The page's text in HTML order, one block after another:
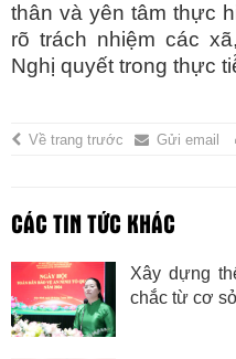
thân và yên tâm thực
rõ trách nhiệm các
Nghị quyết trong thực
Về trang trước Gửi email
CÁC TIN TỨC KHÁC
Xây dựng
chắc từ cơ